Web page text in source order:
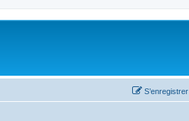
S’enregistrer